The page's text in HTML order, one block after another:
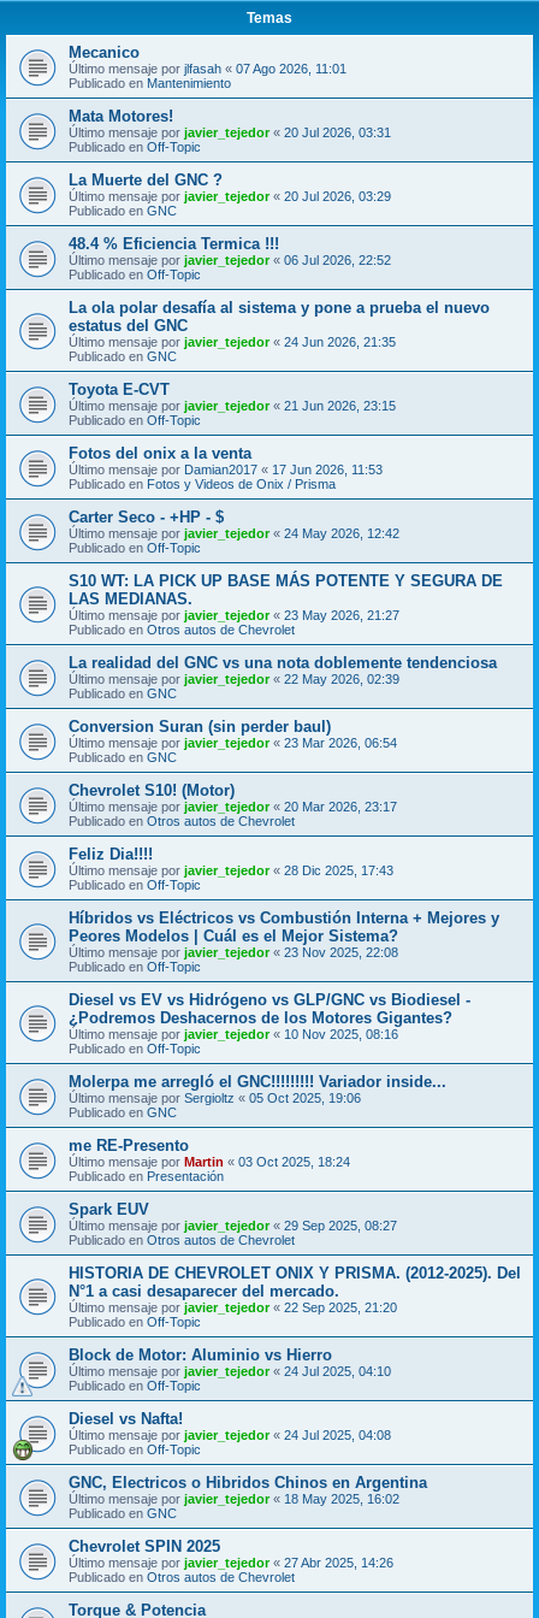
Temas
Mecanico
Último mensaje por jlfasah « 07 Ago 2026, 11:01
Publicado en Mantenimiento
Mata Motores!
Último mensaje por javier_tejedor« 20 Jul 2026, 03:31
Publicado en Off-Topic
La Muerte del GNC ?
Último mensaje por javier_tejedor« 20 Jul 2026, 03:29
Publicado en GNC
48.4 % Eficiencia Termica !!!
Último mensaje por javier_tejedor« 06 Jul 2026, 22:52
Publicado en Off-Topic
La ola polar desafía al sistema y pone a prueba el nuevo
estatus del GNC
Último mensaje por javier_tejedor« 24 Jun 2026, 21:35
Publicado en GNC
Toyota E-CVT
Último mensaje por javier_tejedor« 21 Jun 2026, 23:15
Publicado en Off-Topic
Fotos del onix a la venta
Último mensaje por Damian2017 « 17 Jun 2026, 11:53
Publicado en Fotos y Videos de Onix / Prisma
Carter Seco - +HP - $
Último mensaje por javier_tejedor« 24 May 2026, 12:42
Publicado en Off-Topic
S10 WT: LA PICK UP BASE MÁS POTENTE Y SEGURA DE
LAS MEDIANAS.
Último mensaje por javier_tejedor« 23 May 2026, 21:27
Publicado en Otros autos de Chevrolet
La realidad del GNC vs una nota doblemente tendenciosa
Último mensaje por javier_tejedor« 22 May 2026, 02:39
Publicado en GNC
Conversion Suran (sin perder baul)
Último mensaje por javier_tejedor« 23 Mar 2026, 06:54
Publicado en GNC
Chevrolet S10! (Motor)
Último mensaje por javier_tejedor« 20 Mar 2026, 23:17
Publicado en Otros autos de Chevrolet
Feliz Dia!!!!
Último mensaje por javier_tejedor« 28 Dic 2025, 17:43
Publicado en Off-Topic
Híbridos vs Eléctricos vs Combustión Interna + Mejores y
Peores Modelos | Cuál es el Mejor Sistema?
Último mensaje por javier_tejedor« 23 Nov 2025, 22:08
Publicado en Off-Topic
Diesel vs EV vs Hidrógeno vs GLP/GNC vs Biodiesel -
¿Podremos Deshacernos de los Motores Gigantes?
Último mensaje por javier_tejedor« 10 Nov 2025, 08:16
Publicado en Off-Topic
Molerpa me arregló el GNC!!!!!!!!! Variador inside...
Último mensaje por Sergioltz « 05 Oct 2025, 19:06
Publicado en GNC
me RE-Presento
Último mensaje por Martin « 03 Oct 2025, 18:24
Publicado en Presentación
Spark EUV
Último mensaje por javier_tejedor« 29 Sep 2025, 08:27
Publicado en Otros autos de Chevrolet
HISTORIA DE CHEVROLET ONIX Y PRISMA. (2012-2025). Del
N°1 a casi desaparecer del mercado.
Último mensaje por javier_tejedor« 22 Sep 2025, 21:20
Publicado en Off-Topic
Block de Motor: Aluminio vs Hierro
Último mensaje por javier_tejedor« 24 Jul 2025, 04:10
Publicado en Off-Topic
Diesel vs Nafta!
Último mensaje por javier_tejedor« 24 Jul 2025, 04:08
Publicado en Off-Topic
GNC, Electricos o Hibridos Chinos en Argentina
Último mensaje por javier_tejedor« 18 May 2025, 16:02
Publicado en GNC
Chevrolet SPIN 2025
Último mensaje por javier_tejedor« 27 Abr 2025, 14:26
Publicado en Otros autos de Chevrolet
Torque & Potencia